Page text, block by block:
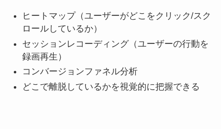
ヒートマップ（ユーザーがどこをクリック/スク
ロールしているか）
セッションレコーディング（ユーザーの行動を
録画再生）
コンバージョンファネル分析
どこで離脱しているかを視覚的に把握できる